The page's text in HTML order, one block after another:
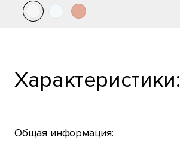
Характеристики:
Общая информация: